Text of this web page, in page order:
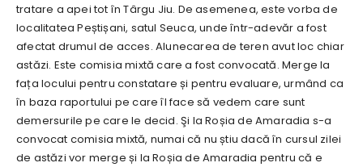
tratare a apei tot în Târgu Jiu. De asemenea, este vorba de
localitatea Peștișani, satul Seuca, unde într-adevăr a fost
afectat drumul de acces. Alunecarea de teren avut loc chiar
astăzi. Este comisia mixtă care a fost convocată. Merge la
fața locului pentru constatare și pentru evaluare, urmând ca
în baza raportului pe care îl face să vedem care sunt
demersurile pe care le decid. Şi la Roșia de Amaradia s-a
convocat comisia mixtă, numai că nu știu dacă în cursul zilei
de astăzi vor merge și la Roșia de Amaradia pentru că e